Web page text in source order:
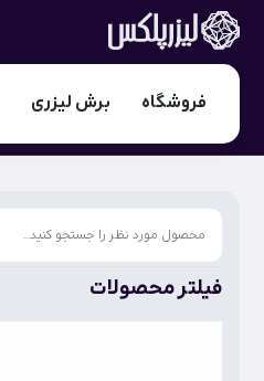
فروشگاه برش لیزری
فیلتر محصولات